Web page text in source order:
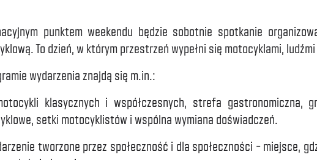
punktem weekendu będzie sobotnie spotkanie
To dzień, w którym przestrzeń wypełni się motocyklami,
wydarzenia znajdą się m.in.:
klasycznych i współczesnych, strefa gastronomiczna,
setki motocyklistów i wspólna wymiana doświadczeń.
tworzone przez społeczność i dla społeczności – miejsce,